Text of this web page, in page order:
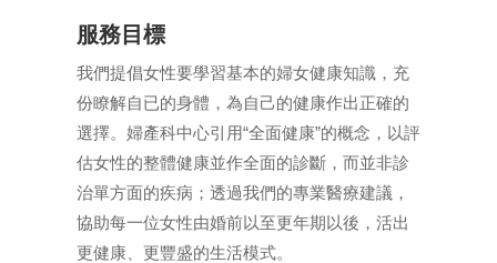
服務目標
我們提倡女性要學習基本的婦女健康知識，充
份瞭解自已的身體，為自己的健康作出正確的
選擇。婦產科中心引用“全面健康”的概念，以評
估女性的整體健康並作全面的診斷，而並非診
治單方面的疾病；透過我們的專業醫療建議，
協助每一位女性由婚前以至更年期以後，活出
更健康、更豐盛的生活模式。